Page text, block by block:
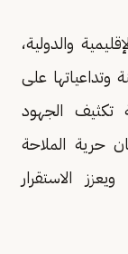
والدولية،
وتداعياتها على
تكثيف الجهود
حرية الملاحة
الاستقرار